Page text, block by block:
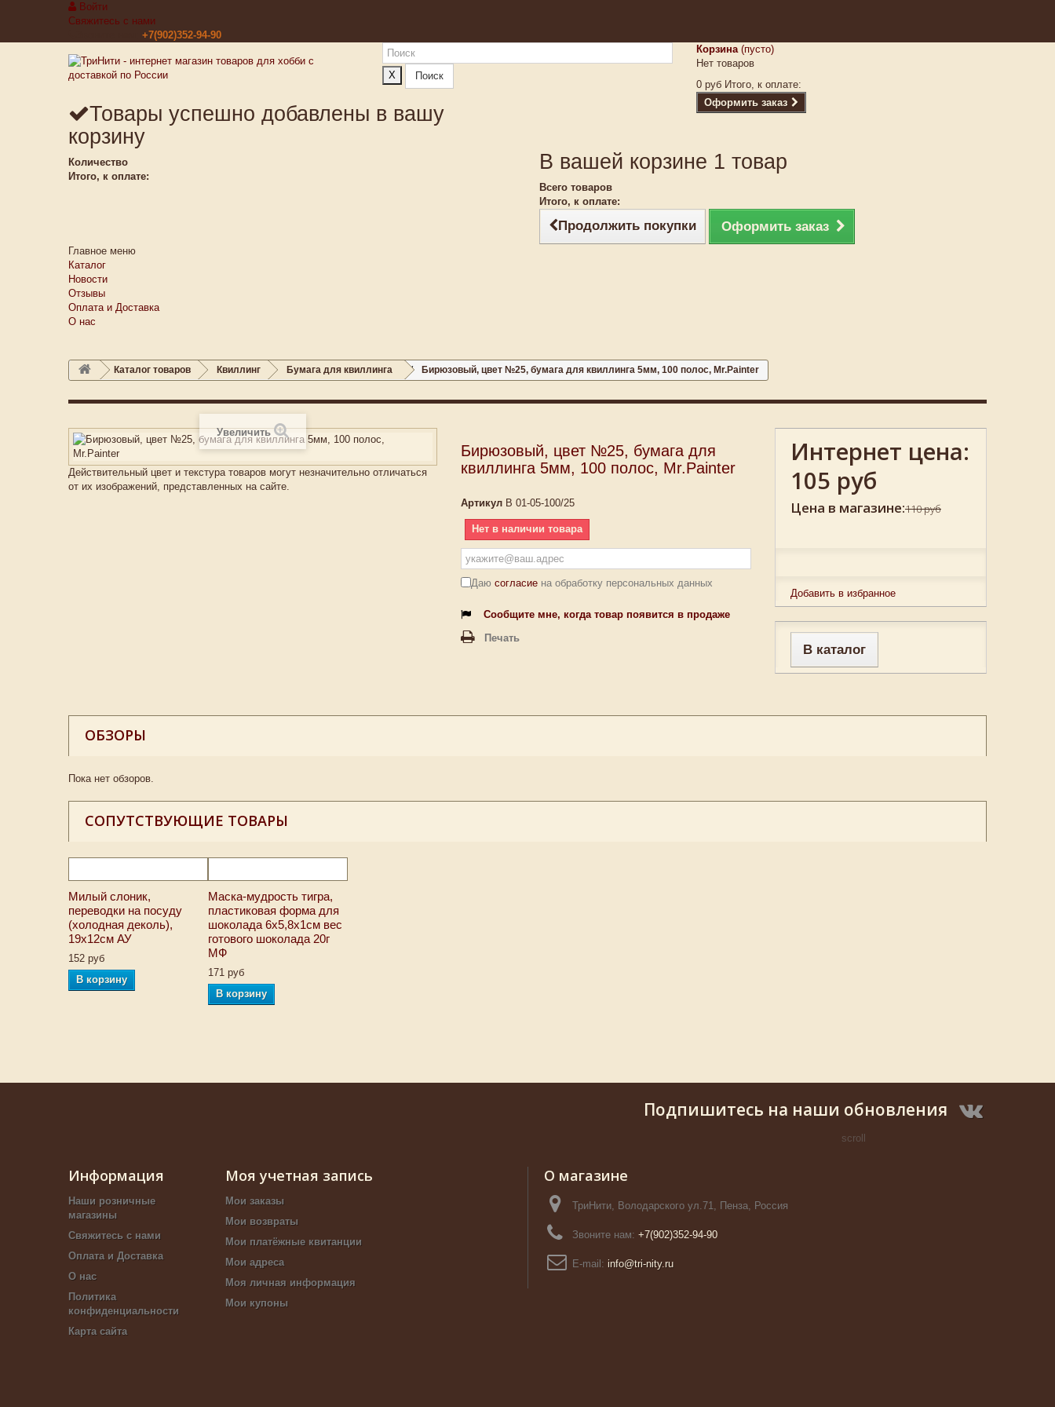
Войти
Свяжитесь с нами
+7(902)352-94-90
X Поиск
Корзина (пусто)
Нет товаров
0 руб Итого, к оплате:
Оформить заказ
Товары успешно добавлены в вашу
корзину
Количество
Итого, к оплате:
В вашей корзине 1 товар
Всего товаров
Итого, к оплате:
Продолжить покупки Оформить заказ
Главное меню
Каталог
Новости
Отзывы
Оплата и Доставка
О нас
Каталог товаров Квиллинг Бумага для квиллинга Бирюзовый, цвет №25, бумага для квиллинга 5мм, 100 полос, Mr.Painter
Увеличить
Действительный цвет и текстура товаров могут незначительно отличаться
от их изображений, представленных на сайте.
Бирюзовый, цвет №25, бумага для
квиллинга 5мм, 100 полос, Mr.Painter
Артикул B 01-05-100/25
Нет в наличии товара
Даю согласие на обработку персональных данных
Сообщите мне, когда товар появится в продаже
Печать
Интернет цена:
105 руб
Цена в магазине:110 руб
Добавить в избранное
В каталог
ОБЗОРЫ
Пока нет обзоров.
СОПУТСТВУЮЩИЕ ТОВАРЫ
Милый слоник,
переводки на посуду
(холодная деколь),
19х12см АУ
152 руб
В корзину
Маска-мудрость тигра,
пластиковая форма для
шоколада 6х5,8х1см вес
готового шоколада 20г
МФ
171 руб
В корзину
Подпишитесь на наши обновления
Информация
Наши розничные
магазины
Свяжитесь с нами
Оплата и Доставка
О нас
Политика
конфиденциальности
Карта сайта
Моя учетная запись
Мои заказы
Мои возвраты
Мои платёжные квитанции
Мои адреса
Моя личная информация
Мои купоны
О магазине
ТриНити, Володарского ул.71, Пенза, Россия
Звоните нам: +7(902)352-94-90
E-mail: info@tri-nity.ru
scroll